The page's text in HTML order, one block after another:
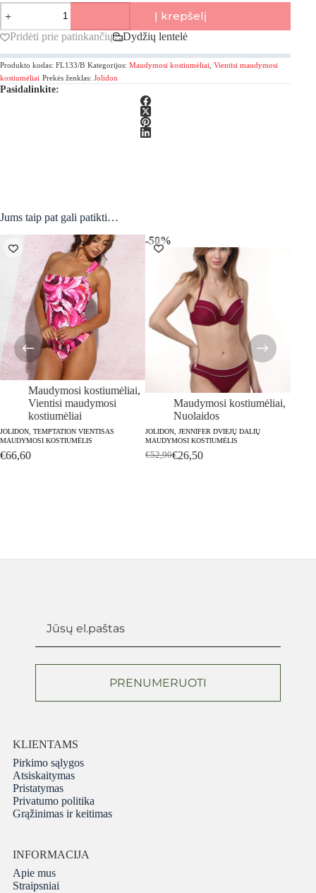
produkto
kiekis:
Jolidon,
Marbella
Vientisas
maudymosi
kostiumėlis
Į krepšelį
Pridėti prie patinkančių Dydžių lentelė
Produkto kodas: FL133/B Kategorijos: Maudymosi kostiumėliai Vientisi maudymosi
kostiumėliai Prekės ženklas: Jolidon
Pasidalinkite:
Jums taip pat gali patikti…
Maudymosi kostiumėliai,
Vientisi maudymosi
kostiumėliai
JOLIDON, TEMPTATION VIENTISAS
MAUDYMOSI KOSTIUMĖLIS
€66,60
-50%
Maudymosi kostiumėliai,
Nuolaidos
JOLIDON, JENNIFER DVIEJŲ DALIŲ
MAUDYMOSI KOSTIUMĖLIS
€52,90Original
€26,50
Current
PRENUMERUOTI
KLIENTAMS
Pirkimo sąlygos
Atsiskaitymas
Pristatymas
Privatumo politika
Grąžinimas ir keitimas
INFORMACIJA
Apie mus
Straipsniai